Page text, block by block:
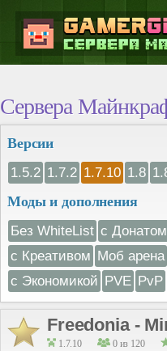
Сервера
Версии
1.5.2 1.7.2 1.7.10 1.8
Моды и дополнения
Без WhiteList с Донатом
с Креативом Моб арена
с Экономикой PVE PvP
Freedonia -
1.7.10 0 из 120